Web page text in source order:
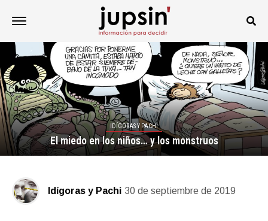
IDÍGORAS Y PACHI
El miedo en los niños… y los monstruos
Idígoras y Pachi 30 de septiembre de 2019